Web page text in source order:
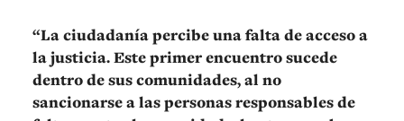
“La ciudadanía percibe una falta de acceso a
la justicia. Este primer encuentro sucede
dentro de sus comunidades, al no
sancionarse a las personas responsables de